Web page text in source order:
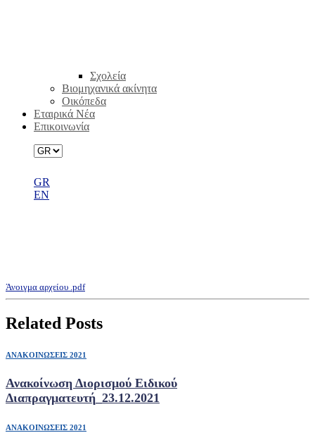
Σχολεία
Βιομηχανικά ακίνητα
Οικόπεδα
Εταιρικά Νέα
Επικοινωνία
GR
EN
Άνοιγμα αρχείου .pdf
Related Posts
ΑΝΑΚΟΙΝΩΣΕΙΣ 2021
Ανακοίνωση Διορισμού Ειδικού
Διαπραγματευτή_23.12.2021
ΑΝΑΚΟΙΝΩΣΕΙΣ 2021